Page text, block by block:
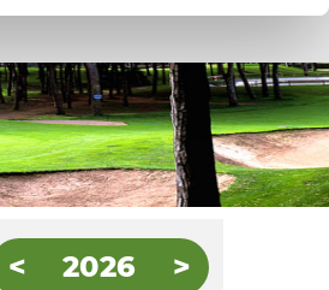
2026